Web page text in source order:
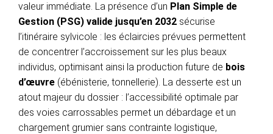
valeur immédiate. La présence d’un Plan Simple de
Gestion (PSG) valide jusqu’en 2032 sécurise
l’itinéraire sylvicole : les éclaircies prévues permettent
de concentrer l’accroissement sur les plus beaux
individus, optimisant ainsi la production future de bois
d’œuvre (ébénisterie, tonnellerie). La desserte est un
atout majeur du dossier : l’accessibilité optimale par
des voies carrossables permet un débardage et un
chargement grumier sans contrainte logistique,